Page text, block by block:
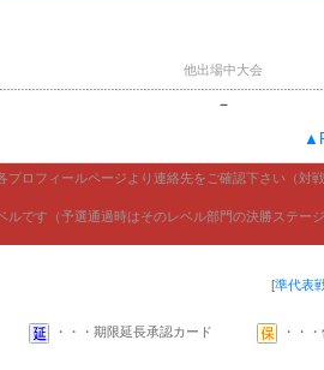
他出場中大会
－
ロフィールページより連絡先をご確認下さい（対
です（予選通過時はそのレベル部門の決勝ステー
[準代表
・・・期限延長承認カード ・・